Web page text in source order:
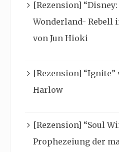
[Rezension]
Wonderland- Rebell
von Jun Hioki
[Rezension] “Ignite”
Harlow
[Rezension] “Soul
Prophezeiung der